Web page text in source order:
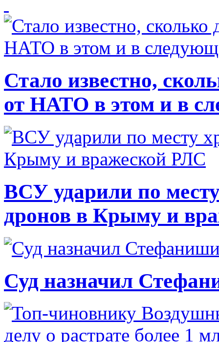
Стало известно,
от НАТО в этом и в
ВСУ ударили по
дронов в Крыму и
Суд назначил